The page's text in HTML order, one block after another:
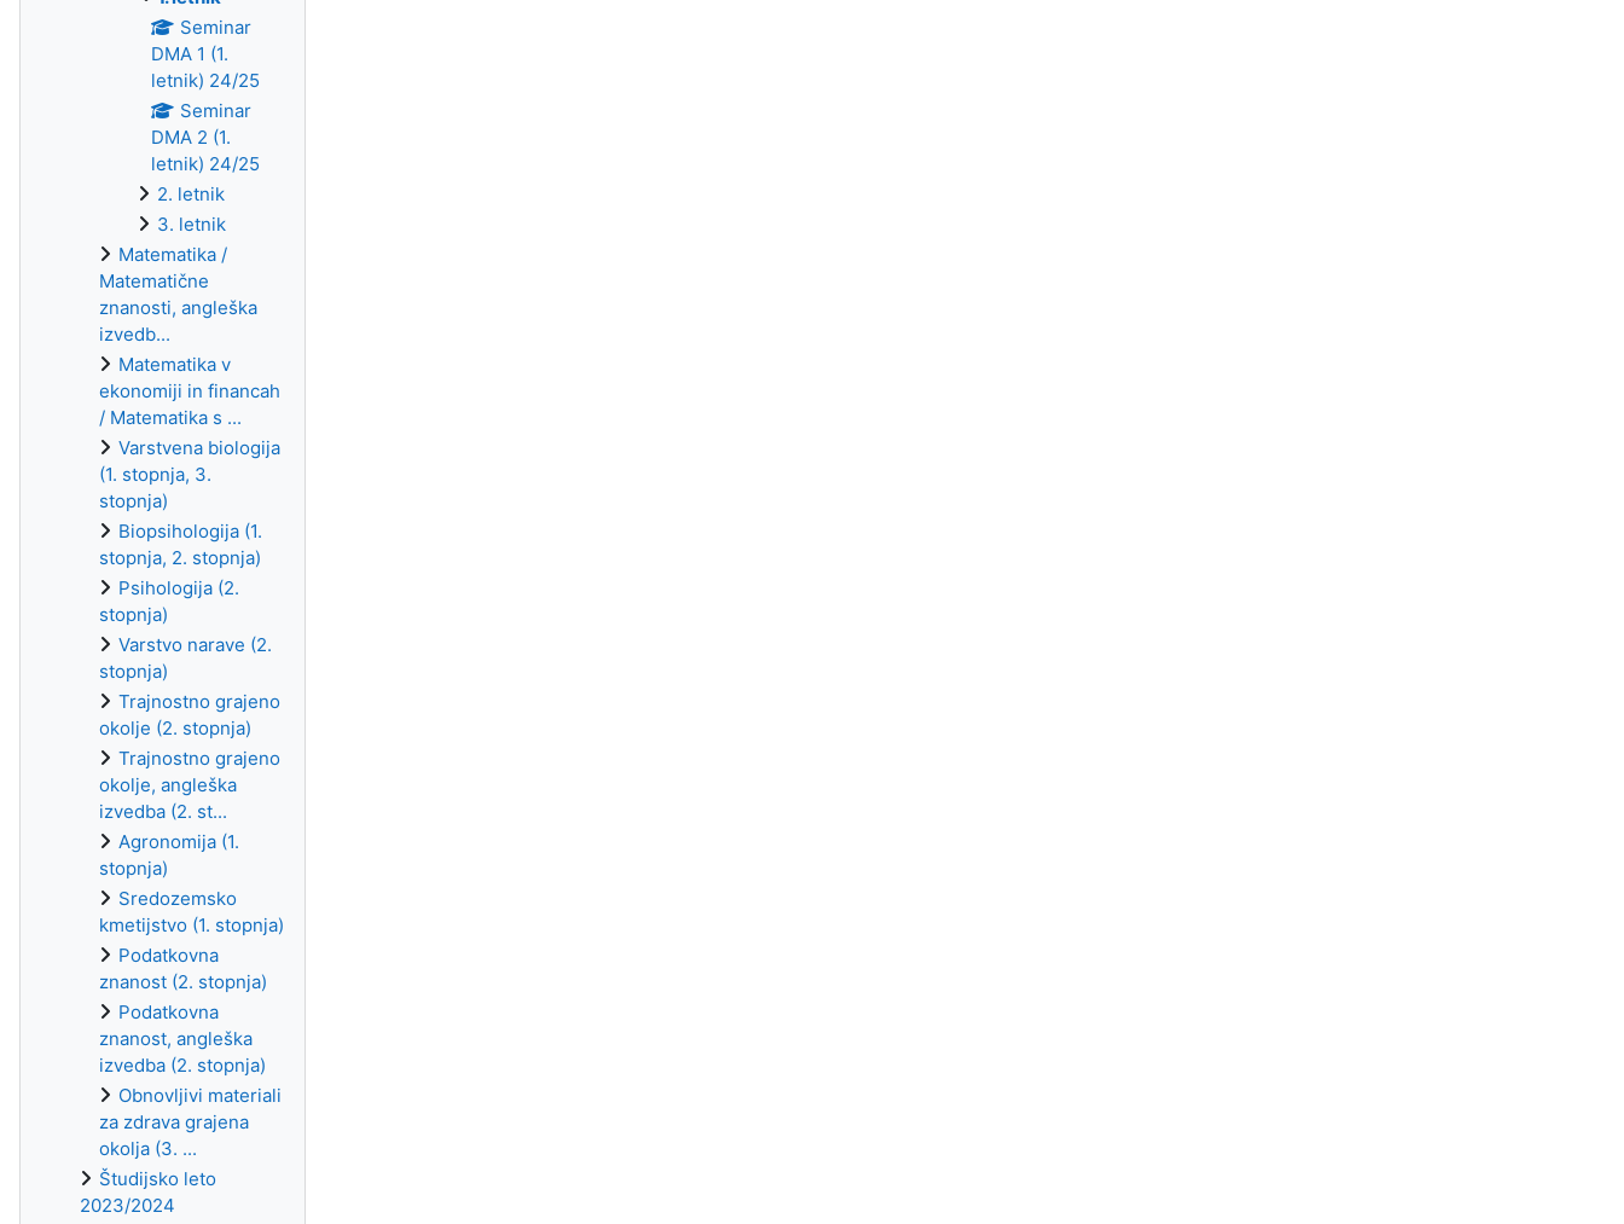
Seminar
DMA 1 (1.
letnik) 24/25
Seminar
DMA 2 (1.
letnik) 24/25
2. letnik
3. letnik
Matematika /
Matematične
znanosti, angleška
izvedb...
Matematika v
ekonomiji in financah
/ Matematika s ...
Varstvena biologija
(1. stopnja, 3.
stopnja)
Biopsihologija (1.
stopnja, 2. stopnja)
Psihologija (2.
stopnja)
Varstvo narave (2.
stopnja)
Trajnostno grajeno
okolje (2. stopnja)
Trajnostno grajeno
okolje, angleška
izvedba (2. st...
Agronomija (1.
stopnja)
Sredozemsko
kmetijstvo (1. stopnja)
Podatkovna
znanost (2. stopnja)
Podatkovna
znanost, angleška
izvedba (2. stopnja)
Obnovljivi materiali
za zdrava grajena
okolja (3. ...
Študijsko leto
2023/2024